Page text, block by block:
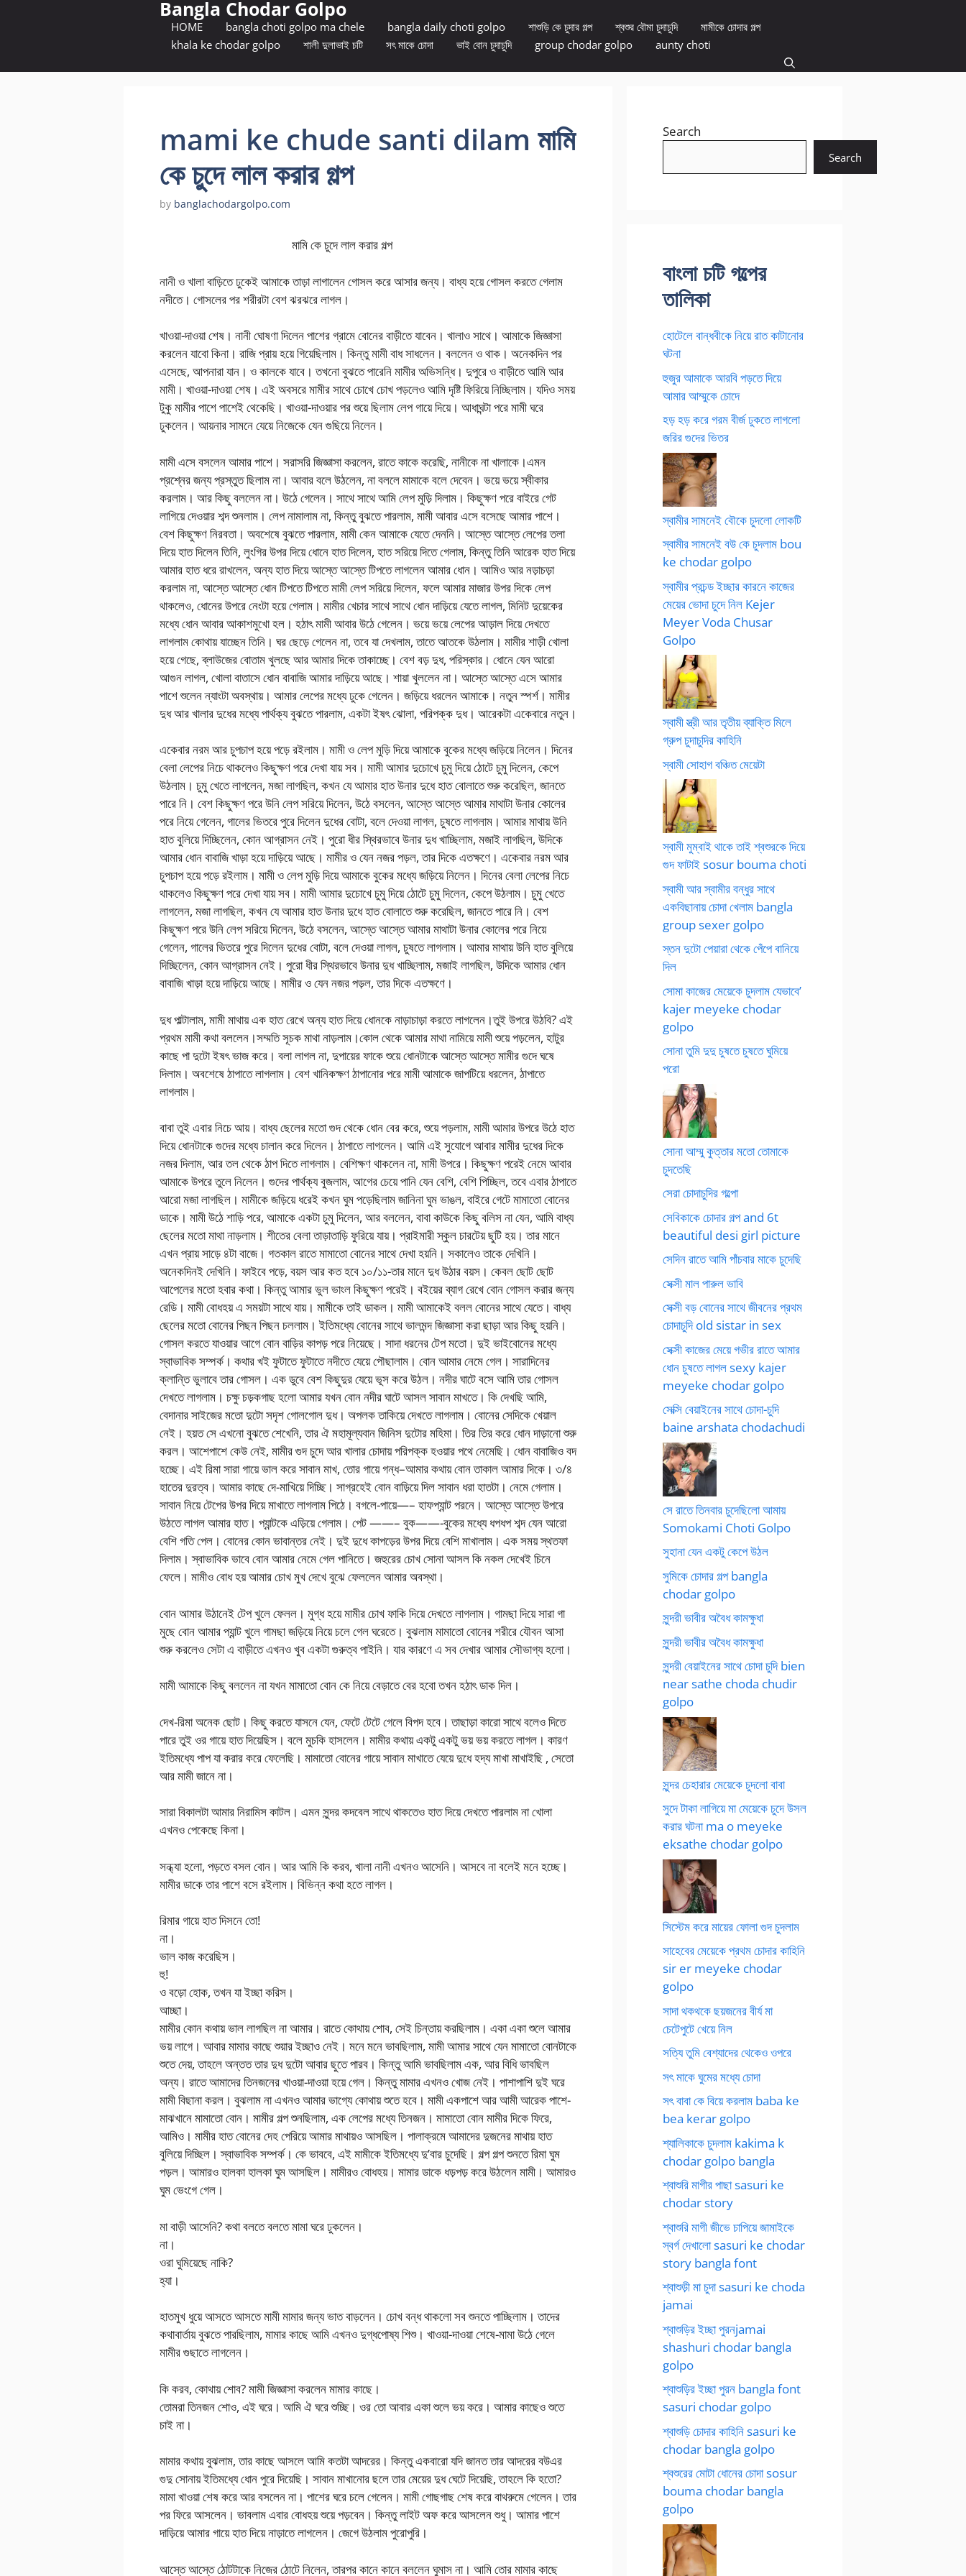
Bangla Chodar Golpo
HOME bangla choti golpo ma chele bangla daily choti golpo শাশুড়ি কে চুদার গল্প শ্বশুর বৌমা চুদাচুদি
মামীকে চোদার গল্প
khala ke chodar golpo
শালী দুলাভাই চটি সৎ মাকে চোদা ভাই বোন চুদাচুদি group chodar golpo aunty choti
mami ke chude santi dilam মামি
কে চুদে লাল করার গল্প
by banglachodargolpo.com
মামি কে চুদে লাল করার গল্প
নানী ও খালা বাড়িতে ঢুকেই আমাকে তাড়া লাগালেন গোসল করে আসার জন্য। বাধ্য হয়ে গোসল করতে গেলাম
নদীতে। গোসলের পর শরীরটা বেশ ঝরঝরে লাগল।
খাওয়া-দাওয়া শেষ। নানী ঘোষণা দিলেন পাশের গ্রামে বোনের বাড়ীতে যাবেন। খালাও সাথে। আমাকে জিজ্ঞাসা
করলেন যাবো কিনা। রাজি প্রায় হয়ে গিয়েছিলাম। কিন্তু মামী বাধ সাধলেন। বললেন ও থাক। অনেকদিন পর
এসেছে, আপনারা যান। ও কালকে যাবে। তখনো বুঝতে পারেনি মামীর অভিসন্ধি। দুপুরে ও বাড়ীতে আমি আর
মামী। খাওয়া-দাওয়া শেষ। এই অবসরে মামীর সাথে চোখে চোখ পড়লেও আমি দৃষ্টি ফিরিয়ে নিচ্ছিলাম। যদিও সময়
টুকু মামীর পাশে পাশেই থেকেছি। খাওয়া-দাওয়ার পর শুয়ে ছিলাম লেপ গায়ে দিয়ে। আধাঘন্টা পরে মামী ঘরে
ঢুকলেন। আয়নার সামনে যেয়ে নিজেকে যেন গুছিয়ে নিলেন।
মামী এসে বসলেন আমার পাশে। সরাসরি জিজ্ঞাসা করলেন, রাতে কাকে করেছি, নানীকে না খালাকে।এমন
প্রশ্নের জন্য প্রস্তুত ছিলাম না। আবার বলে উঠলেন, না বললে মামাকে বলে দেবেন। ভয়ে ভয়ে স্বীকার
করলাম। আর কিছু বললেন না। উঠে গেলেন। সাথে সাথে আমি লেপ মুড়ি দিলাম। কিছুক্ষণ পরে বাইরে গেট
লাগিয়ে দেওয়ার শব্দ শুনলাম। লেপ নামালাম না, কিন্তু বুঝতে পারলাম, মামী আবার এসে বসেছে আমার পাশে।
বেশ কিছুক্ষণ নিরবতা। অবশেষে বুঝতে পারলাম, মামী কেন আমাকে যেতে দেননি। আস্তে আস্তে লেপের তলা
দিয়ে হাত দিলেন তিনি, লুংগির উপর দিয়ে ধোনে হাত দিলেন, হাত সরিয়ে দিতে গেলাম, কিন্তু তিনি আরেক হাত দিয়ে
আমার হাত ধরে রাখলেন, অন্য হাত দিয়ে আস্তে আস্তে টিপতে লাগলেন আমার ধোন। আমিও আর নড়াচড়া
করলাম না, আস্তে আস্তে ধোন টিপতে টিপতে মামী লেপ সরিয়ে দিলেন, ফলে আমার মাজার উপর দিকে লেপ
থাকলেও, ধোনের উপরে নেংটা হয়ে গেলাম। মামীর খেচার সাথে সাথে ধোন দাড়িয়ে যেতে লাগল, মিনিট দুয়েকের
মধ্যে ধোন আবার আকাশমুখো হল। হঠাৎ মামী আবার উঠে গেলেন। ভয়ে ভয়ে লেপের আড়াল দিয়ে দেখতে
লাগলাম কোথায় যাচ্ছেন তিনি। ঘর ছেড়ে গেলেন না, তবে যা দেখলাম, তাতে আতকে উঠলাম। মামীর শাড়ী খোলা
হয়ে গেছে, ব্লাউজের বোতাম খুলছে আর আমার দিকে তাকাচ্ছে। বেশ বড় দুধ, পরিস্কার। ধোনে যেন আরো
আগুন লাগল, খোলা বাতাসে ধোন বাবাজি আমার দাড়িয়ে আছে। শায়া খুললেন না। আস্তে আস্তে এসে আমার
পাশে শুলেন ন্যাংটা অবস্থায়। আমার লেপের মধ্যে ঢুকে গেলেন। জড়িয়ে ধরলেন আমাকে। নতুন স্পর্শ। মামীর
দুধ আর খালার দুধের মধ্যে পার্থক্য বুঝতে পারলাম, একটা ইষৎ ঝোলা, পরিপক্ক দুধ। আরেকটা একেবারে নতুন।
একেবার নরম আর চুপচাপ হয়ে পড়ে রইলাম। মামী ও লেপ মুড়ি দিয়ে আমাকে বুকের মধ্যে জড়িয়ে নিলেন। দিনের
বেলা লেপের নিচে থাকলেও কিছুক্ষণ পরে দেখা যায় সব। মামী আমার দুচোখে চুমু দিয়ে ঠোটে চুমু দিলেন, কেপে
উঠলাম। চুমু খেতে লাগলেন, মজা লাগছিল, কখন যে আমার হাত উনার দুধে হাত বোলাতে শুরু করেছিল, জানতে
পারে নি। বেশ কিছুক্ষণ পরে উনি লেপ সরিয়ে দিলেন, উঠে বসলেন, আস্তে আস্তে আমার মাথাটা উনার কোলের
পরে নিয়ে গেলেন, গালের ভিতরে পুরে দিলেন দুধের বোটা, বলে দেওয়া লাগল, চুষতে লাগলাম। আমার মাথায় উনি
হাত বুলিয়ে দিচ্ছিলেন, কোন আগ্রাসন নেই। পুরো ধীর স্থিরভাবে উনার দুধ খাচ্ছিলাম, মজাই লাগছিল, উদিকে
আমার ধোন বাবাজি খাড়া হয়ে দাড়িয়ে আছে। মামীর ও যেন নজর পড়ল, তার দিকে এতক্ষণে। একেবার নরম আর
চুপচাপ হয়ে পড়ে রইলাম। মামী ও লেপ মুড়ি দিয়ে আমাকে বুকের মধ্যে জড়িয়ে নিলেন। দিনের বেলা লেপের নিচে
থাকলেও কিছুক্ষণ পরে দেখা যায় সব। মামী আমার দুচোখে চুমু দিয়ে ঠোটে চুমু দিলেন, কেপে উঠলাম। চুমু খেতে
লাগলেন, মজা লাগছিল, কখন যে আমার হাত উনার দুধে হাত বোলাতে শুরু করেছিল, জানতে পারে নি। বেশ
কিছুক্ষণ পরে উনি লেপ সরিয়ে দিলেন, উঠে বসলেন, আস্তে আস্তে আমার মাথাটা উনার কোলের পরে নিয়ে
গেলেন, গালের ভিতরে পুরে দিলেন দুধের বোটা, বলে দেওয়া লাগল, চুষতে লাগলাম। আমার মাথায় উনি হাত বুলিয়ে
দিচ্ছিলেন, কোন আগ্রাসন নেই। পুরো ধীর স্থিরভাবে উনার দুধ খাচ্ছিলাম, মজাই লাগছিল, উদিকে আমার ধোন
বাবাজি খাড়া হয়ে দাড়িয়ে আছে। মামীর ও যেন নজর পড়ল, তার দিকে এতক্ষণে।
দুধ পাল্টালাম, মামী মাথায় এক হাত রেখে অন্য হাত দিয়ে ধোনকে নাড়াচাড়া করতে লাগলেন।তুই উপরে উঠবি? এই
প্রথম মামী কথা বললেন।সম্মতি সূচক মাথা নাড়লাম।কোল থেকে আমার মাথা নামিয়ে মামী শুয়ে পড়লেন, হাটুর
কাছে পা দুটো ইষৎ ভাজ করে। বলা লাগল না, দুপায়ের ফাকে শুয়ে ধোনটাকে আস্তে আস্তে মামীর গুদে ঘষে
দিলাম। অবশেষে ঠাপাতে লাগলাম। বেশ খানিকক্ষণ ঠাপানোর পরে মামী আমাকে জাপটিয়ে ধরলেন, ঠাপাতে
লাগলাম।
বাবা তুই এবার নিচে আয়। বাধ্য ছেলের মতো গুদ থেকে ধোন বের করে, শুয়ে পড়লাম, মামী আমার উপরে উঠে হাত
দিয়ে ধোনটাকে গুদের মধ্যে চালান করে দিলেন। ঠাপাতে লাগলেন। আমি এই সুযোগে আবার মামীর দুধের দিকে
নজর দিলাম, আর তল থেকে ঠাপ দিতে লাগলাম। বেশিক্ষণ থাকলেন না, মামী উপরে। কিছুক্ষণ পরেই নেমে আবার
আমাকে উপরে তুলে নিলেন। গুদের পার্থক্য বুজলাম, আগের চেয়ে পানি যেন বেশি, বেশি পিচ্ছিল, তবে এবার ঠাপাতে
আরো মজা লাগছিল। মামীকে জড়িয়ে ধরেই কখন ঘুম পড়েছিলাম জানিনা ঘুম ভাঙল, বাইরে গেটে মামাতো বোনের
ডাকে। মামী উঠে শাড়ি পরে, আমাকে একটা চুমু দিলেন, আর বললেন, বাবা কাউকে কিছু বলিস না যেন, আমি বাধ্য
ছেলের মতো মাথা নাড়লাম। শীতের বেলা তাড়াতাড়ি ফুরিয়ে যায়। প্রাইমারী স্কুল চারটেয় ছুটি হয়। তার মানে
এখন প্রায় সাড়ে ৪টা বাজে। গতকাল রাতে মামাতো বোনের সাথে দেখা হয়নি। সকালেও তাকে দেখিনি।
অনেকদিনই দেখিনি। ফাইবে পড়ে, বয়স আর কত হবে ১০/১১-তার মানে দুধ উঠার বয়স। কেবল ছোট ছোট
আপেলের মতো হবার কথা। কিন্তু আমার ভুল ভাংল কিছুক্ষণ পরেই। বইয়ের ব্যাগ রেখে বোন গোসল করার জন্য
রেডি। মামী বোধহয় এ সময়টা সাথে যায়। মামীকে তাই ডাকল। মামী আমাকেই বলল বোনের সাথে যেতে। বাধ্য
ছেলের মতো বোনের পিছন পিছন চললাম। ইতিমধ্যে বোনের সাথে ভালমন্দ জিজ্ঞাসা করা ছাড়া আর কিছু হয়নি।
গোসল করতে যাওয়ার আগে বোন বাড়ির কাপড় পরে নিয়েছে। সাদা ধরনের টেপ মতো। দুই ভাইবোনের মধ্যে
স্বাভাবিক সম্পর্ক। কথার খই ফুটাতে ফুটাতে নদীতে যেয়ে পৌছালাম। বোন আমার নেমে গেল। সারাদিনের
ক্লান্তি ভুলাবে তার গোসল। এক ডুবে বেশ কিছুদুর যেয়ে ভূস করে উঠল। নদীর ঘাটে বসে আমি তার গোসল
দেখতে লাগলাম। চক্ষু চড়কগাছ হলো আমার যখন বোন নদীর ঘাটে আসল সাবান মাখতে। কি দেখছি আমি,
বেদানার সাইজের মতো দুটো সদৃশ গোলগোল দুধ। অপলক তাকিয়ে দেখতে লাগলাম। বোনের সেদিকে খেয়াল
নেই। হয়ত সে এখনো বুঝতে শেখেনি, তার ঐ মহামূল্যবান জিনিস দুটোর মহিমা। তির তির করে ধোন দাড়ানো শুরু
করল। আশেপাশে কেউ নেই, মামীর গুদ চুদে আর খালার চোদায় পরিপক্ক হওয়ার পথে নেমেছি। ধোন বাবাজিও বদ
হচ্ছে। এই রিমা সারা গায়ে ভাল করে সাবান মাখ, তোর গায়ে গন্ধ–আমার কথায় বোন তাকাল আমার দিকে। ৩/৪
হাতের দুরত্ব। আমার কাছে দে-মাখিয়ে দিচ্ছি। সাগ্রহেই বোন বাড়িয়ে দিল সাবান ধরা হাতটা। নেমে গেলাম।
সাবান নিয়ে টেপের উপর দিয়ে মাখাতে লাগলাম পিঠে। বগলে-পায়ে—– হাফপ্যান্ট পরনে। আস্তে আস্তে উপরে
উঠতে লাগল আমার হাত। প্যান্টকে এড়িয়ে গেলাম। পেট ——– বুক——-বুকের মধ্যে ধপধপ শব্দ যেন আরো
বেশি গতি পেল। বোনের কোন ভাবান্তর নেই। দুই দুধে কাপড়ের উপর দিয়ে বেশি মাখালাম। এক সময় স্থতফা
দিলাম। স্বাভাবিক ভাবে বোন আমার নেমে গেল পানিতে। জহুরের চোখ সোনা আসল কি নকল দেখেই চিনে
ফেলে। মামীও বোধ হয় আমার চোখ মুখ দেখে বুঝে ফেললেন আমার অবস্থা।
বোন আমার উঠানেই টেপ খুলে ফেলল। মুগ্ধ হয়ে মামীর চোখ ফাকি দিয়ে দেখতে লাগলাম। গামছা দিয়ে সারা গা
মুছে বোন আমার প্যান্ট খুলে গামছা জড়িয়ে নিয়ে চলে গেল ঘরেতে। বুঝলাম মামাতো বোনের শরীরে যৌবন আসা
শুরু করলেও সেটা এ বাড়ীতে এখনও খুব একটা গুরুত্ব পাইনি। যার কারণে এ সব দেখার আমার সৌভাগ্য হলো।
মামী আমাকে কিছু বললেন না যখন মামাতো বোন কে নিয়ে বেড়াতে বের হবো তখন হঠাৎ ডাক দিল।
দেখ-রিমা অনেক ছোট। কিছু করতে যাসনে যেন, ফেটে টেটে গেলে বিপদ হবে। তাছাড়া কারো সাথে বলেও দিতে
পারে তুই ওর গায়ে হাত দিয়েছিস। বলে মুচকি হাসলেন। মামীর কথায় একটু একটু ভয় ভয় করতে লাগল। কারণ
ইতিমধ্যে পাপ যা করার করে ফেলেছি। মামাতো বোনের গায়ে সাবান মাখাতে যেয়ে দুধে হদ্য মাখা মাখাইছি , সেতো
আর মামী জানে না।
সারা বিকালটা আমার নিরামিস কাটল। এমন সুন্দর কদবেল সাথে থাকতেও হাত দিয়ে দেখতে পারলাম না খোলা
এখনও পেকেছে কিনা।
সন্ধ্যা হলো, পড়তে বসল বোন। আর আমি কি করব, খালা নানী এখনও আসেনি। আসবে না বলেই মনে হচ্ছে।
মামীর ডাকে তার পাশে বসে রইলাম। বিভিন্ন কথা হতে লাগল।
রিমার গায়ে হাত দিসনে তো!
না।
ভাল কাজ করেছিস।
হু!
ও বড়ো হোক, তখন যা ইচ্ছা করিস।
আচ্ছা।
মামীর কোন কথায় ভাল লাগছিল না আমার। রাতে কোথায় শোব, সেই চিন্তায় করছিলাম। একা একা শুলে আমার
ভয় লাগে। আবার মামার কাছে শুয়ার ইচ্ছাও নেই। মনে মনে ভাবছিলাম, মামী আমার সাথে যেন মামাতো বোনটাকে
শুতে দেয়, তাহলে অন্তত তার দুধ দুটো আবার ছুতে পারব। কিন্তু আমি ভাবছিলাম এক, আর বিধি ভাবছিল
অন্য। রাতে আমাদের তিনজনের খাওয়া-দাওয়া হয়ে গেল। কিন্তু মামার এখনও খোজ নেই। পাশাপাশি দুই ঘরে
মামী বিছানা করল। বুঝলাম না এখনও আমার ভাগ্যে কোথায় শুতে হবে। মামী একপাশে আর আমী আরেক পাশে-
মাঝখানে মামাতো বোন। মামীর গল্প শুনছিলাম, এক লেপের মধ্যে তিনজন। মামাতো বোন মামীর দিকে ফিরে,
আমিও। মামীর হাত বোনের দেহ পেরিয়ে আমার মাথায়ও আসছিল। পালাক্রমে আমাদের দুজনের মাথায় হাত
বুলিয়ে দিচ্ছিল। স্বাভাবিক সম্পর্ক। কে ভাববে, এই মামীকে ইতিমধ্যে দু’বার চুদেছি। গল্প গল্প শুনতে রিমা ঘুম
পড়ল। আমারও হালকা হালকা ঘুম আসছিল। মামীরও বোধহয়। মামার ডাকে ধড়পড় করে উঠলেন মামী। আমারও
ঘুম ভেংগে গেল।
মা বাড়ী আসেনি? কথা বলতে বলতে মামা ঘরে ঢুকলেন।
না।
ওরা ঘুমিয়েছে নাকি?
হ্যা।
হাতমুখ ধুয়ে আসতে আসতে মামী মামার জন্য ভাত বাড়লেন। চোখ বন্ধ থাকলো সব শুনতে পাচ্ছিলাম। তাদের
কথাবার্তায় বুঝতে পারছিলাম, মামার কাছে আমি এখনও দুগ্ধপোষ্য শিশু। খাওয়া-দাওয়া শেষে-মামা উঠে গেলে
মামীর গুছাতে লাগলেন।
কি করব, কোথায় শোব? মামী জিজ্ঞাসা করলেন মামার কাছে।
তোমরা তিনজন শোও, এই ঘরে। আমি ঐ ঘরে শুচ্ছি। ওর তো আবার একা শুলে ভয় করে। আমার কাছেও শুতে
চাই না।
মামার কথায় বুঝলাম, তার কাছে আসলে আমি কতটা আদরের। কিন্তু একবারো যদি জানত তার আদরের বউএর
গুদু সোনায় ইতিমধ্যে ধোন পুরে দিয়েছি। সাবান মাখানোর ছলে তার মেয়ের দুধ ঘেটে দিয়েছি, তাহলে কি হতো?
মামা খাওয়া শেষ করে আর বসলেন না। পাশের ঘরে চলে গেলেন। মামী গোছগাছ শেষ করে বাথরুমে গেলেন। তার
পর ফিরে আসলেন। ভাবলাম এবার বোধহয় শুয়ে পড়বেন। কিন্তু লাইট অফ করে আসলেন শুধু। আমার পাশে
দাড়িয়ে আমার গায়ে হাত দিয়ে নাড়াতে লাগলেন। জেগে উঠলাম পুরোপুরি।
আস্তে আস্তে ঠোটটাকে নিজের ঠোটে নিলেন, তারপর কানে কানে বললেন ঘুমাস না। আমি তোর মামার কাছে
Search
Search
বাংলা চটি গল্পের
তালিকা
হোটেলে বান্ধবীকে নিয়ে রাত কাটানোর
ঘটনা
হুজুর আমাকে আরবি পড়তে দিয়ে
আমার আম্মুকে চোদে
হড় হড় করে গরম বীর্জ ঢুকতে লাগলো
জরির গুদের ভিতর
স্বামীর সামনেই বৌকে চুদলো লোকটি
স্বামীর সামনেই বউ কে চুদলাম bou
ke chodar golpo
স্বামীর প্রচন্ড ইচ্ছার কারনে কাজের
মেয়ের ভোদা চুদে নিল Kejer
Meyer Voda Chusar
Golpo
স্বামী স্ত্রী আর তৃতীয় ব্যাক্তি মিলে
গ্রুপ চুদাচুদির কাহিনি
স্বামী সোহাগ বঞ্চিত মেয়েটা
স্বামী মুম্বাই থাকে তাই শ্বশুরকে দিয়ে
গুদ ফাটাই sosur bouma choti
স্বামী আর স্বামীর বন্ধুর সাথে
একবিছানায় চোদা খেলাম bangla
group sexer golpo
স্তন দুটো পেয়ারা থেকে পেঁপে বানিয়ে
দিল
সোমা কাজের মেয়েকে চুদলাম যেভাবে’
kajer meyeke chodar
golpo
সোনা তুমি দুদু চুষতে চুষতে ঘুমিয়ে
পরো
সোনা আম্মু কুত্তার মতো তোমাকে
চুদতেছি
সেরা চোদাচুদির গল্পো
সেবিকাকে চোদার গল্প and 6t
beautiful desi girl picture
সেদিন রাতে আমি পাঁচবার মাকে চুদেছি
সেক্সী মাল পারুল ভাবি
সেক্সী বড় বোনের সাথে জীবনের প্রথম
চোদাচুদি old sistar in sex
সেক্সী কাজের মেয়ে গভীর রাতে আমার
ধোন চুষতে লাগল sexy kajer
meyeke chodar golpo
সেক্সি বেয়াইনের সাথে চোদা-চুদি
baine arshata chodachudi
সে রাতে তিনবার চুদেছিলো আমায়
Somokami Choti Golpo
সুহানা যেন একটু কেপে উঠল
সুমিকে চোদার গল্প bangla
chodar golpo
সুন্দরী ভাবীর অবৈধ কামক্ষুধা
সুন্দরী ভাবীর অবৈধ কামক্ষুধা
সুন্দরী বেয়াইনের সাথে চোদা চুদি bien
near sathe choda chudir
golpo
সুন্দর চেহারার মেয়েকে চুদলো বাবা
সুদে টাকা লাগিয়ে মা মেয়েকে চুদে উসল
করার ঘটনা ma o meyeke
eksathe chodar golpo
সিস্টেম করে মায়ের ফোলা গুদ চুদলাম
সাহেবের মেয়েকে প্রথম চোদার কাহিনি
sir er meyeke chodar
golpo
সাদা থকথকে ছয়জনের বীর্য মা
চেটেপুটে খেয়ে নিল
সত্যি তুমি বেশ্যাদের থেকেও ওপরে
সৎ মাকে ঘুমের মধ্যে চোদা
সৎ বাবা কে বিয়ে করলাম baba ke
bea kerar golpo
শ্যালিকাকে চুদলাম kakima k
chodar golpo bangla
শ্বাশুরি মাগীর পাছা sasuri ke
chodar story
শ্বাশুরি মাগী জীভে চাপিয়ে জামাইকে
স্বর্গ দেখালো sasuri ke chodar
story bangla font
শ্বাশুড়ী মা চুদা sasuri ke choda
jamai
শ্বাশুড়ির ইচ্ছা পুরনjamai
shashuri chodar bangla
golpo
শ্বাশুড়ির ইচ্ছা পুরন bangla font
sasuri chodar golpo
শ্বাশুড়ি চোদার কাহিনি sasuri ke
chodar bangla golpo
শ্বশুরের মোটা ধোনের চোদা sosur
bouma chodar bangla
golpo